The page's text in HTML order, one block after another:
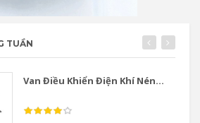
TUẦN
Van Điều Khiển Điện Khí Nén...